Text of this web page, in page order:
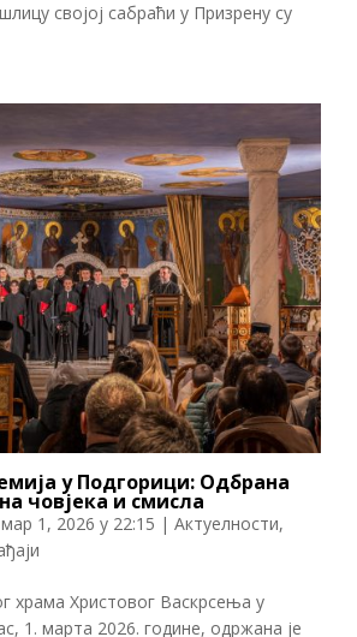
својој сабраћи у Призрену су
у Подгорици: Одбрана
човјека и смисла
мар 1, 2026 у 22:15 | Актуелности,
храма Христовог Васкрсења у
1. марта 2026. године, одржана је